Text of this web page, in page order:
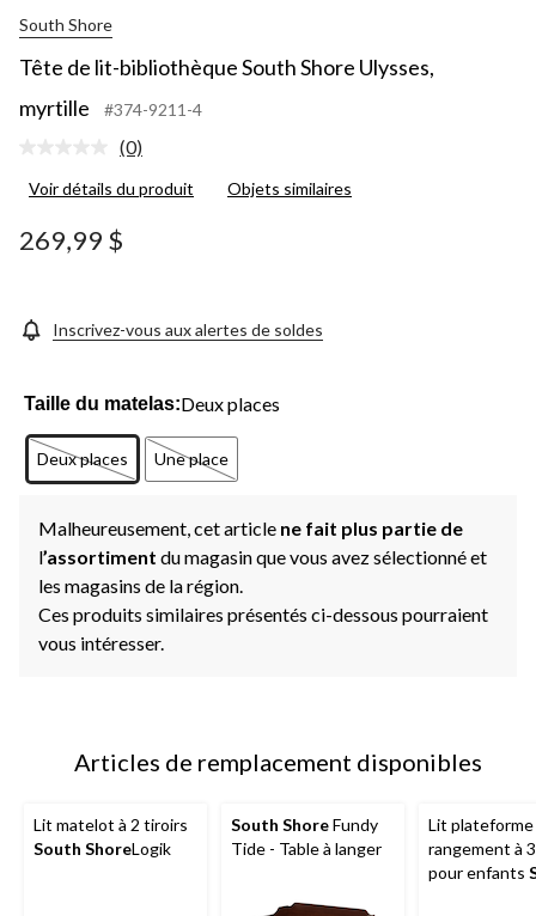
South Shore
Tête de lit-bibliothèque South Shore Ulysses,
myrtille
#374-9211-4
Aucune
pour
produit.
Lien
page.
(0)
Voir détails du produit Objets similaires
269,99 $
Inscrivez-vous aux alertes de soldes
Taille du matelas:Deux places
Deux places Une place
Malheureusement, cet article ne fait plus partie de
l’assortiment du magasin que vous avez sélectionné et
les magasins de la région.
Ces produits similaires présentés ci-dessous pourraient
vous intéresser.
Articles de remplacement disponibles
Lit matelot à 2 tiroirs
South ShoreLogik
South ShoreFundy
Tide - Table à langer
Lit plateforme
rangement à
pour enfants